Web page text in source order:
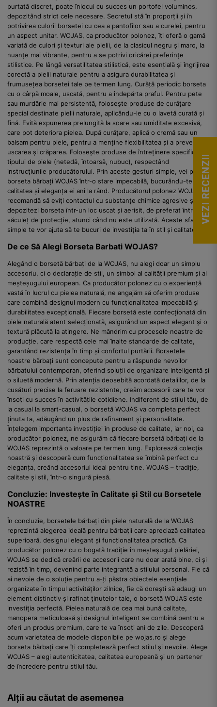
purtată discret, poate înlocui cu succes un portofel voluminos,
depozitând strict cele necesare. Secretul stă în proporții și în
potrivirea culorii borsetei cu cea a pantofilor sau a curelei, pentru
un aspect unitar. WOJAS, ca producător polonez, îți oferă o gamă
variată de culori și texturi ale pielii, de la clasicul negru și maro, la
nuanțe mai vibrante, pentru a se potrivi oricărei preferințe
stilistice. Pe lângă versatilitatea stilistică, este esențială și îngrijirea
corectă a pielii naturale pentru a asigura durabilitatea și
frumusețea borsetei tale pe termen lung. Curăță periodic borseta
cu o cârpă moale, uscată, pentru a îndepărta praful. Pentru pete
sau murdărie mai persistentă, folosește produse de curățare
special destinate pielii naturale, aplicându-le cu o lavetă curată și
fină. Evită expunerea prelungită la soare sau umiditate excesivă,
care pot deteriora pielea. După curățare, aplică o cremă sau un
balsam pentru piele, pentru a menține flexibilitatea și a preveni
uscarea și crăparea. Folosește produse de întreținere specifice
tipului de piele (netedă, întoarsă, nubuc), respectând
instrucțiunile producătorului. Prin aceste gesturi simple, vei păstra
borseta bărbați WOJAS într-o stare impecabilă, bucurându-te de
calitatea și eleganța ei ani la rând. Producătorul polonez WOJAS îți
recomandă să eviți contactul cu substanțe chimice agresive și să
depozitezi borseta într-un loc uscat și aerisit, de preferat într-un
săculeț de protecție, atunci când nu este utilizată. Aceste sfaturi
simple te vor ajuta să te bucuri de investiția ta în stil și calitate.
De ce Să Alegi Borseta Barbati WOJAS?
Alegând o borsetă bărbați de la WOJAS, nu alegi doar un simplu
accesoriu, ci o declarație de stil, un simbol al calității premium și al
meșteșugului european. Ca producător polonez cu o experiență
vastă în lucrul cu pielea naturală, ne angajăm să oferim produse
care combină designul modern cu funcționalitatea impecabilă și
durabilitatea excepțională. Fiecare borsetă este confecționată din
piele naturală atent selecționată, asigurând un aspect elegant și o
textură plăcută la atingere. Ne mândrim cu procesele noastre de
producție, care respectă cele mai înalte standarde de calitate,
garantând rezistența în timp și confortul purtării. Borsetele
noastre bărbați sunt concepute pentru a răspunde nevoilor
bărbatului contemporan, oferind soluții de organizare inteligentă și
o siluetă modernă. Prin atenția deosebită acordată detaliilor, de la
cusături precise la feruare rezistente, creăm accesorii care te vor
însoți cu succes în activitățile cotidiene. Indiferent de stilul tău, de
la casual la smart-casual, o borsetă WOJAS va completa perfect
ținuta ta, adăugând un plus de rafinament și personalitate.
Înțelegem importanța investiției în produse de calitate, iar noi, ca
producător polonez, ne asigurăm că fiecare borsetă bărbați de la
WOJAS reprezintă o valoare pe termen lung. Explorează colecția
noastră și descoperă cum funcționalitatea se îmbină perfect cu
eleganța, creând accesoriul ideal pentru tine. WOJAS – tradiție,
calitate și stil, într-o singură piesă.
Concluzie: Investește în Calitate și Stil cu Borsetele
NOASTRE
În concluzie, borsetele bărbați din piele naturală de la WOJAS
reprezintă alegerea ideală pentru bărbații care apreciază calitatea
superioară, designul elegant și funcționalitatea practică. Ca
producător polonez cu o bogată tradiție în meșteșugul pielăriei,
WOJAS se dedică creării de accesorii care nu doar arată bine, ci și
rezistă în timp, devenind parte integrantă a stilului personal. Fie că
ai nevoie de o soluție pentru a-ți păstra obiectele esențiale
organizate în timpul activităților zilnice, fie că dorești să adaugi un
element distinctiv și rafinat ținutelor tale, o borsetă WOJAS este
investiția perfectă. Pielea naturală de cea mai bună calitate,
manopera meticuloasă și designul inteligent se combină pentru a
oferi un produs premium, care te va însoți ani de zile. Descoperă
acum varietatea de modele disponibile pe wojas.ro și alege
borseta bărbați care îți completează perfect stilul și nevoile. Alege
WOJAS – alegi autenticitatea, calitatea europeană și un partener
de încredere pentru stilul tău.
Alții au căutat de asemenea
VEZI RECENZII